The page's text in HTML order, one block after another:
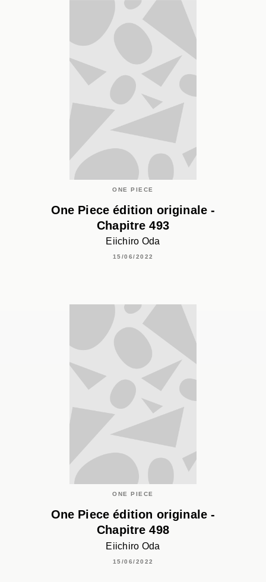
ONE PIECE
One Piece édition originale -
Chapitre 493
Eiichiro Oda
15/06/2022
ONE PIECE
One Piece édition originale -
Chapitre 498
Eiichiro Oda
15/06/2022